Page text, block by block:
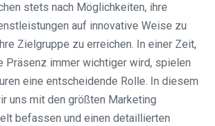
stets nach Möglichkeiten, ihre
auf innovative Weise zu
Zielgruppe zu erreichen. In einer Zeit,
Präsenz immer wichtiger wird, spielen
eine entscheidende Rolle. In diesem
uns mit den größten Marketing
befassen und einen detaillierten